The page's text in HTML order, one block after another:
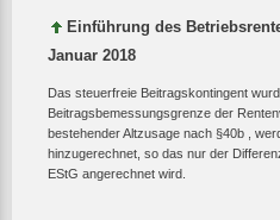
Einführung des
Januar 2018
Das steuerfreie Beitragskontingent
Beitragsbemessungsgrenze der
bestehender Altzusage nach §40b ,
hinzugerechnet, so das nur der
EStG angerechnet wird.